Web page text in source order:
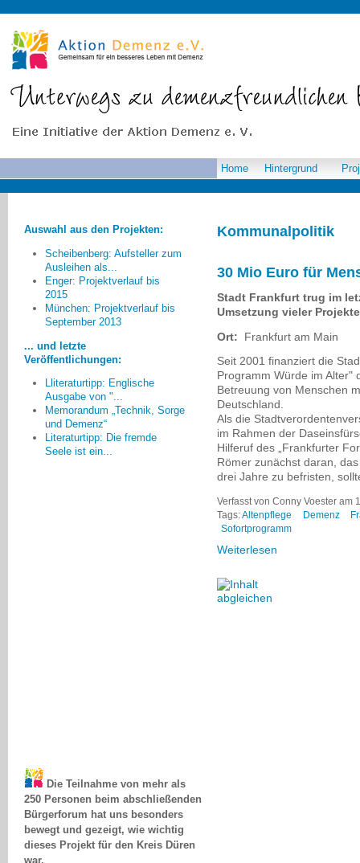
Kommunalpolitik
30 Mio Euro für
Stadt Frankfurt trug im
Umsetzung vieler
Ort:
Frankfurt am Main
Seit 2001 finanziert die
Programm Würde im Alter"
Betreuung von Menschen
Deutschland.
Als die
im Rahmen der
Hilferuf des „Frankfurter
Römer zunächst daran,
drei Jahre zu befristen,
Verfasst von Conny Voester am
Tags:Altenpflege Demenz
Sofortprogramm
Weiterlesen
Home Hintergrund
Auswahl aus den Projekten:
Scheibenberg: Aufsteller zum
Ausleihen als...
Enger: Projektverlauf bis
2015
München: Projektverlauf bis
September 2013
... und letzte
Veröffentlichungen:
Lliteraturtipp: Englische
Ausgabe von "...
Memorandum „Technik, Sorge
und Demenz“
Literaturtipp: Die fremde
Seele ist ein...
Was fehlt Ihrer Meinung nach
in Ihrer gegenwärtigen
Kommune/gemeinschaftlichem
Umfeld zur
„Demenzfreundlichkeit“? - Da
passe ich. Das wäre ein
mehrbändiges Werk.
Hartmut Schilling, Minden
250 Personen beim abschließenden
Bürgerforum hat uns besonders
bewegt und gezeigt, wie wichtig
dieses Projekt für den Kreis Düren
war.